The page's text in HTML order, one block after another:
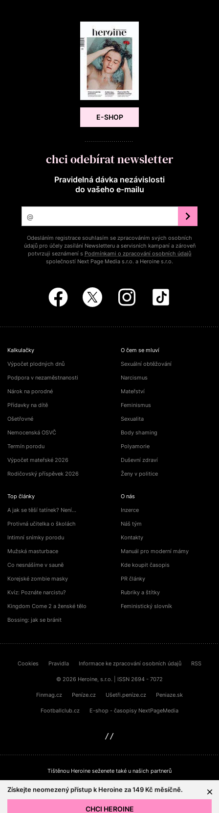
E-SHOP
chci odebírat newsletter
Pravidelná dávka nezávislosti
do vašeho e‑mailu
Odesláním registrace souhlasím se zpracováním svých osobních
údajů pro účely zasílání Newsletteru a servisních kampaní a zároveň
potvrzuji seznámení s Podmínkami o zpracování osobních údajů
společností Next Page Media s.r.o. a Heroine s.r.o.
Kalkulačky
Výpočet plodných dnů
Podpora v nezaměstnanosti
Nárok na porodné
Přídavky na dítě
Ošetřovné
Nemocenská OSVČ
Termín porodu
Výpočet mateřské 2026
Rodičovský příspěvek 2026
Top články
A jak se těší tatínek? Není…
Protivná učitelka o školách
Intimní snímky porodu
Mužská masturbace
Co nesnášíme v sauně
Korejské zombie masky
Kvíz: Poznáte narcistu?
Kingdom Come 2 a ženské tělo
Bossing: jak se bránit
O čem se mluví
Sexuální obtěžování
Narcismus
Mateřství
Feminismus
Sexualita
Body shaming
Polyamorie
Duševní zdraví
Ženy v politice
O nás
Inzerce
Náš tým
Kontakty
Manuál pro moderní mámy
Kde koupit časopis
PR články
Rubriky a štítky
Feministický slovník
Cookies Pravidla Informace ke zpracování osobních údajů RSS
© 2026 Heroine, s.r.o. | ISSN 2694 - 7072
Finmag.cz Peníze.cz Ušetři.peníze.cz Peniaze.sk
Footballclub.cz E-shop - časopisy NextPageMedia
Tištěnou Heroine seženete také u našich partnerů
Získejte neomezený přístup k Heroine za 149 Kč měsíčně.
CHCI HEROINE